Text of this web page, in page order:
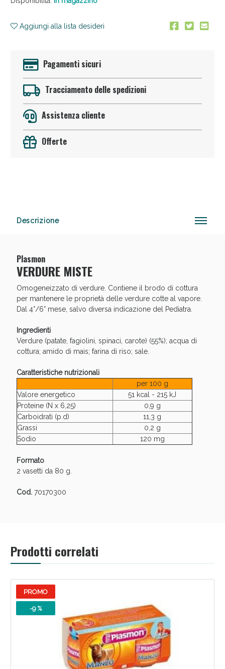
Aggiungi alla lista desideri
Pagamenti sicuri
Tracciamento delle spedizioni
Assistenza cliente
Offerte
Descrizione
Plasmon
VERDURE MISTE
Omogeneizzato di verdure. Contiene il brodo di cottura
per mantenere le proprietà delle verdure cotte al vapore.
Dal 4°/6° mese, salvo diversa indicazione del Pediatra.
Ingredienti
Verdure (patate, fagiolini, spinaci, carote) (55%); acqua di
cottura; amido di mais; farina di riso; sale.
Caratteristiche nutrizionali
per 100 g
Valore energetico
51 kcal - 215 kJ
Proteine (N x 6,25)
0,9 g
Carboidrati (p.d)
11,3 g
Grassi
0,2 g
Sodio
120 mg
Formato
2 vasetti da 80 g.
Cod.70170300
Prodotti correlati
PROMO
-9 %
Anticellulite e Fanghi: Sconto fino al 40% valido
oggi!
Anticellulite e Fanghi: Sconto fino al 40% valido
Sconto fino al 55% disponibile oggi!
Vie Urinarie e Prostata: Sconti fino al 45% oggi!